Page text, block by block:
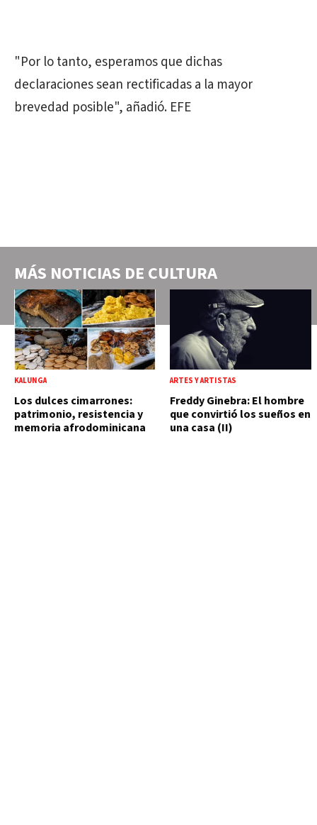
"Por lo tanto, esperamos que dichas
declaraciones sean rectificadas a la mayor
brevedad posible", añadió. EFE
MÁS NOTICIAS DE CULTURA
KALUNGA
Los dulces cimarrones:
patrimonio, resistencia y
memoria afrodominicana
ARTES Y ARTISTAS
Freddy Ginebra: El hombre
que convirtió los sueños en
una casa (II)